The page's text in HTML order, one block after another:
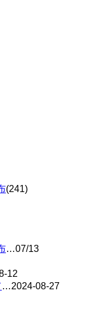
(241)
…07/13
12
…2024-08-27